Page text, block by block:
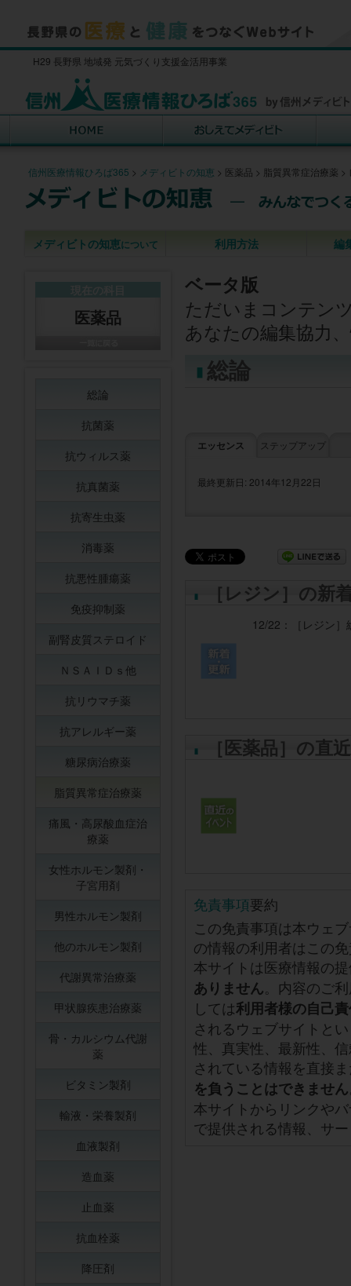
H29 長野県 地域発 元気づくり支援金活用事業
信州医療情報ひろば365 > メディビトの知恵 > 医薬品 > 脂質異常症治療薬 >
メディビトの知恵について 利用方法 編
ベータ版
ただいまコンテン
あなたの編集協力
総論
エッセンス ステップアップ
最終更新日: 2014年12月22日
［レジン］の新
12/22： ［レジン］
［医薬品］の直
免責事項要約
この免責事項は本ウェ
の情報の利用者はこの
本サイトは医療情報の
ありません。内容のご
しては利用者様の自己
されるウェブサイトと
性、真実性、最新性、
されている情報を直接
を負うことはできません
本サイトからリンクや
で提供される情報、サ
医薬品
総論
抗菌薬
抗ウィルス薬
抗真菌薬
抗寄生虫薬
消毒薬
抗悪性腫瘍薬
免疫抑制薬
副腎皮質ステロイド
ＮＳＡＩＤｓ他
抗リウマチ薬
抗アレルギー薬
糖尿病治療薬
脂質異常症治療薬
痛風・高尿酸血症治
療薬
女性ホルモン製剤・
子宮用剤
男性ホルモン製剤
他のホルモン製剤
代謝異常治療薬
甲状腺疾患治療薬
骨・カルシウム代謝
薬
ビタミン製剤
輸液・栄養製剤
血液製剤
造血薬
止血薬
抗血栓薬
降圧剤